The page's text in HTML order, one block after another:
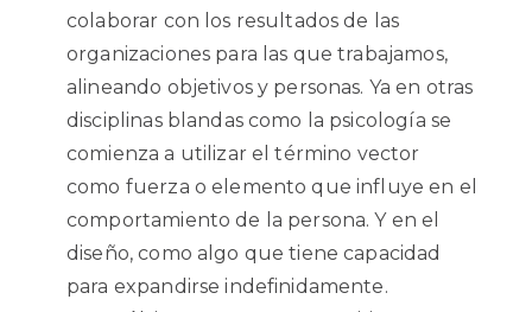
colaborar con los resultados de las
organizaciones para las que trabajamos,
alineando objetivos y personas. Ya en otras
disciplinas blandas como la psicología se
comienza a utilizar el término vector
como fuerza o elemento que influye en el
comportamiento de la persona. Y en el
diseño, como algo que tiene capacidad
para expandirse indefinidamente.